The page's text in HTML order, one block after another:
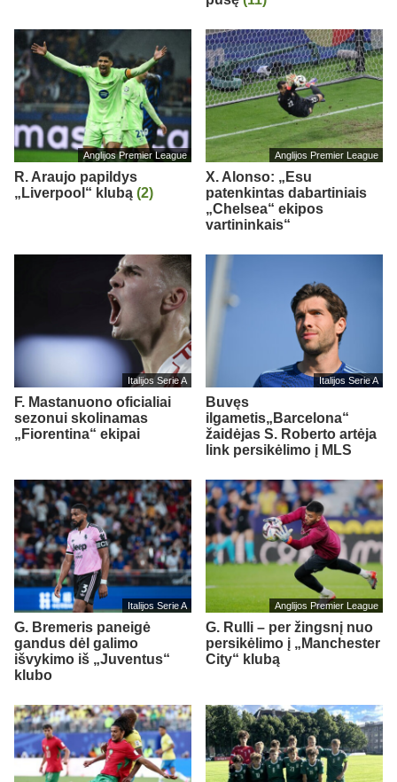
Anglijos Premier League
R. Araujo papildys
„Liverpool“ klubą (2)
Anglijos Premier League
X. Alonso: „Esu
patenkintas dabartiniais
„Chelsea“ ekipos
vartininkais“
Italijos Serie A
F. Mastanuono oficialiai
sezonui skolinamas
„Fiorentina“ ekipai
Italijos Serie A
Buvęs
ilgametis„Barcelona“
žaidėjas S. Roberto artėja
link persikėlimo į MLS
Italijos Serie A
G. Bremeris paneigė
gandus dėl galimo
išvykimo iš „Juventus“
klubo
Anglijos Premier League
G. Rulli – per žingsnį nuo
persikėlimo į „Manchester
City“ klubą